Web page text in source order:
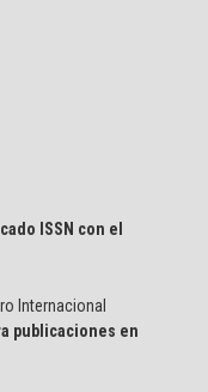
ISSN con el
Internacional
publicaciones en